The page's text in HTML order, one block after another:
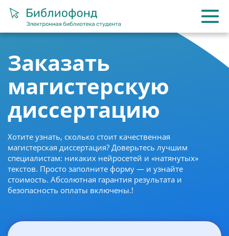
Заказать
магистерскую
диссертацию
Хотите узнать, сколько стоит качественная
магистерская диссертация? Доверьтесь лучшим
специалистам: никаких нейросетей и «натянутых»
текстов. Просто заполните форму — и узнайте
стоимость. Абсолютная гарантия результата и
безопасность оплаты включены.!